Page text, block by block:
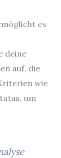
es
deine
auf, die
wie
um